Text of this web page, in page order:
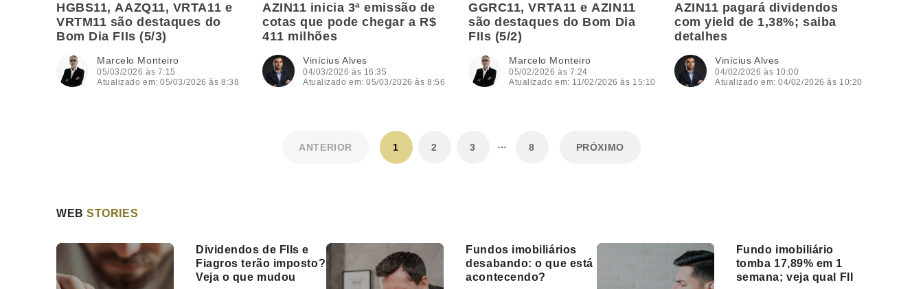
HGBS11, AAZQ11, VRTA11 e
VRTM11 são destaques do
Bom Dia FIIs (5/3)
Marcelo Monteiro
05/03/2026 às 7:15
Atualizado em: 05/03/2026 às 8:38
AZIN11 inicia 3ª emissão de
cotas que pode chegar a R$
411 milhões
Vinícius Alves
04/03/2026 às 16:35
Atualizado em: 05/03/2026 às 8:56
GGRC11, VRTA11 e AZIN11
são destaques do Bom Dia
FIIs (5/2)
Marcelo Monteiro
05/02/2026 às 7:24
Atualizado em: 11/02/2026 às 15:10
AZIN11 pagará dividendos
com yield de 1,38%; saiba
detalhes
Vinícius Alves
04/02/2026 às 10:00
Atualizado em: 04/02/2026 às 10:20
ANTERIOR 1 2 3 … 8 PRÓXIMO
WEBSTORIES
Dividendos de FIIs e
Fiagros terão imposto?
Veja o que mudou
Fundos imobiliários
desabando: o que está
acontecendo?
Fundo imobiliário
tomba 17,89% em 1
semana; veja qual FII